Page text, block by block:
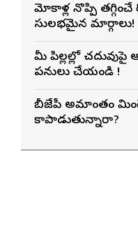
మోకాళ్ల నొప్పి
సులభమైన మార్గాలు!
మీ పిల్లల్లో చదువుపై
పనులు చేయండి !
బీజేపీ అమాంతం
కాపాడుతున్నారా?